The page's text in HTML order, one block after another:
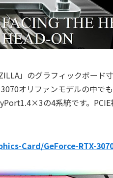
」のグラフィックボード
オリファンモデルの中で
の4系統です。PCIE
Card/GeForce-RTX-